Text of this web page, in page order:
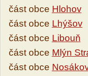
část obce Hlohov
část obce Lhýšov
část obce Libouň
část obce Mlýn
část obce